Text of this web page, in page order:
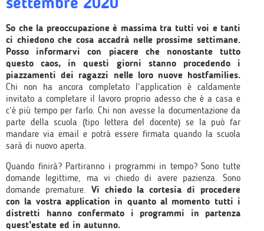
So che la preoccupazione è massima tra tutti voi e tanti
ci chiedono che cosa accadrà nelle prossime settimane.
Posso informarvi con piacere che nonostante tutto
questo caos, in questi giorni stanno procedendo i
piazzamenti dei ragazzi nelle loro nuove hostfamilies.
Chi non ha ancora completato l’application è caldamente
invitato a completare il lavoro proprio adesso che è a casa e
c’è più tempo per farlo. Chi non avesse la documentazione da
parte della scuola (tipo lettera del docente) se la può far
mandare via email e potrà essere firmata quando la scuola
sarà di nuovo aperta.
Quando finirà? Partiranno i programmi in tempo? Sono tutte
domande legittime, ma vi chiedo di avere pazienza. Sono
domande premature. Vi chiedo la cortesia di procedere
con la vostra application in quanto al momento tutti i
distretti hanno confermato i programmi in partenza
quest’estate ed in autunno.